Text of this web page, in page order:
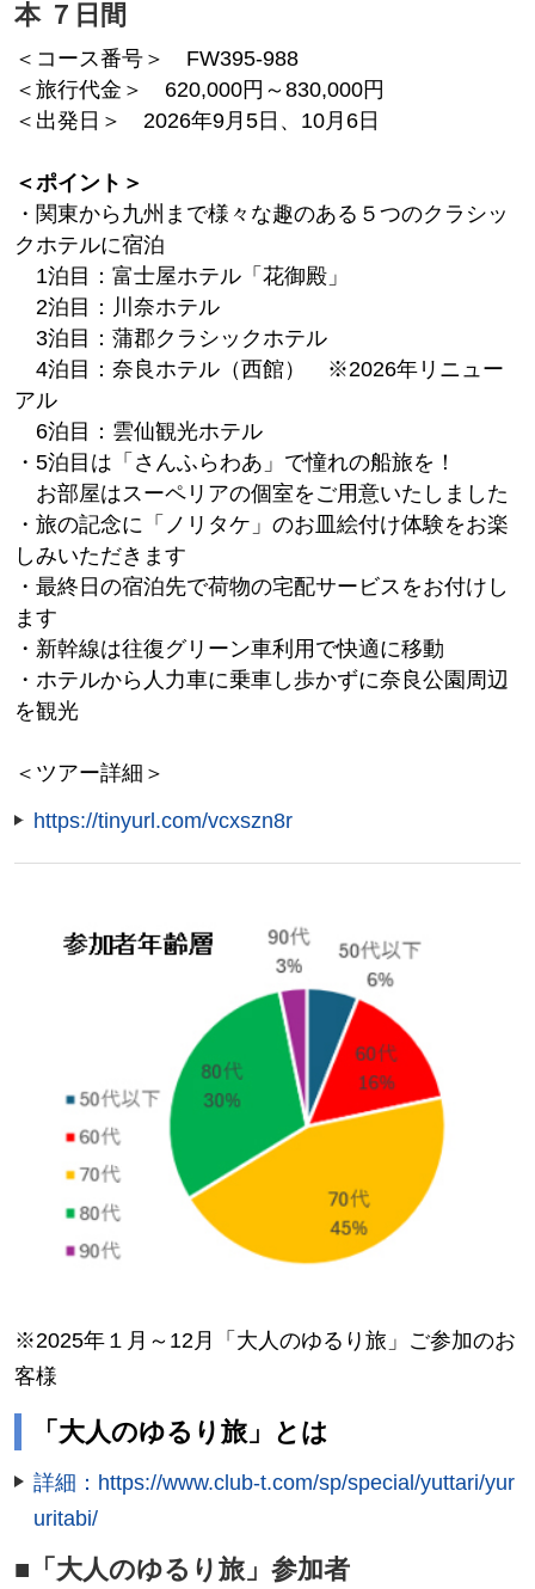
本 ７日間
＜コース番号＞ FW395-988
＜旅行代金＞ 620,000円～830,000円
＜出発日＞ 2026年9月5日、10月6日
＜ポイント＞
・関東から九州まで様々な趣のある５つのクラシッ
クホテルに宿泊
1泊目：富士屋ホテル「花御殿」
2泊目：川奈ホテル
3泊目：蒲郡クラシックホテル
4泊目：奈良ホテル（西館） ※2026年リニュー
アル
6泊目：雲仙観光ホテル
・5泊目は「さんふらわあ」で憧れの船旅を！
お部屋はスーペリアの個室をご用意いたしました
・旅の記念に「ノリタケ」のお皿絵付け体験をお楽
しみいただきます
・最終日の宿泊先で荷物の宅配サービスをお付けし
ます
・新幹線は往復グリーン車利用で快適に移動
・ホテルから人力車に乗車し歩かずに奈良公園周辺
を観光
＜ツアー詳細＞
https://tinyurl.com/vcxszn8r
※2025年１月～12月「大人のゆるり旅」ご参加のお
客様
「大人のゆるり旅」とは
詳細：https://www.club-t.com/sp/special/yuttari/yur
uritabi/
■「大人のゆるり旅」参加者